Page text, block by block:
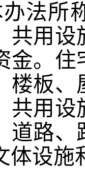
法所
共用
。 住
楼板
共用设
道路
体设施